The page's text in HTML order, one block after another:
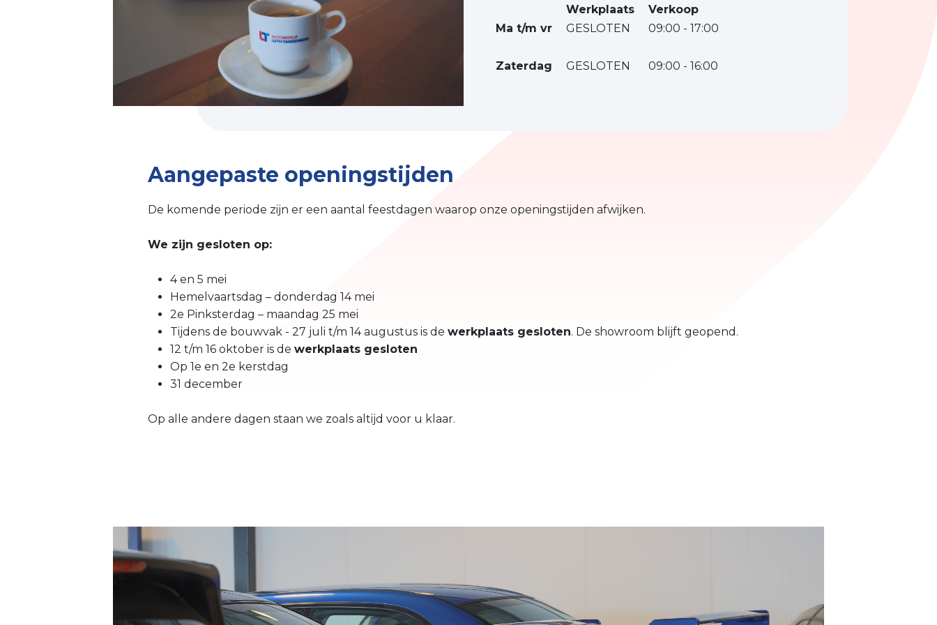
Werkplaats
Verkoop
Ma t/m vr
GESLOTEN 09:00 - 17:00
Zaterdag GESLOTEN 09:00 - 16:00
Aangepaste openingstijden
De komende periode zijn er een aantal feestdagen waarop onze openingstijden afwijken.
We zijn gesloten op:
4 en 5 mei
Hemelvaartsdag – donderdag 14 mei
2e Pinksterdag – maandag 25 mei
Tijdens de bouwvak - 27 juli t/m 14 augustus is de werkplaats gesloten. De showroom blijft geopend.
12 t/m 16 oktober is de werkplaats gesloten
Op 1e en 2e kerstdag
31 december
Op alle andere dagen staan we zoals altijd voor u klaar.